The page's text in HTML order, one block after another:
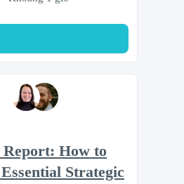
Report: How to
Strategic